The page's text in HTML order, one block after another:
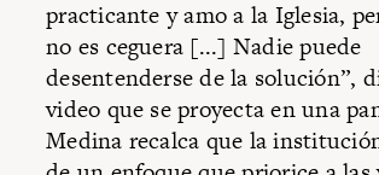
practicante y amo a la Iglesia,
no es ceguera [...] Nadie puede
desentenderse de la solución”,
video que se proyecta en una
Medina recalca que la